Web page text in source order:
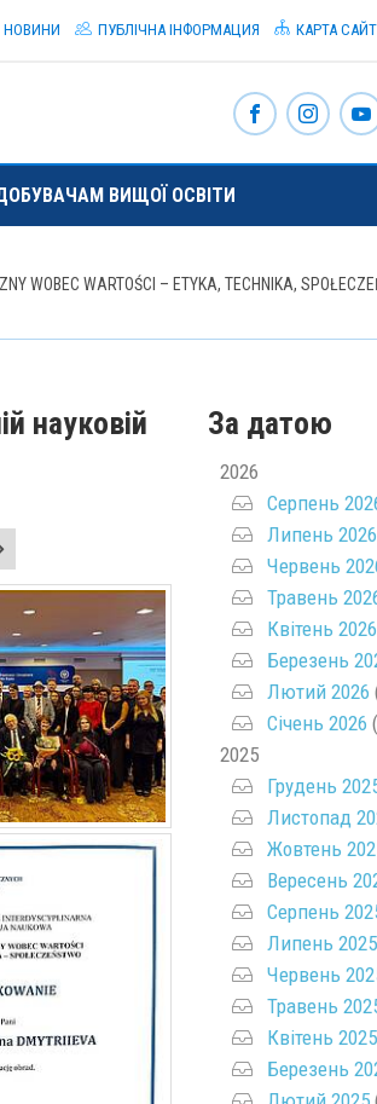
НОВИНИ ПУБЛІЧНА ІНФОРМАЦИЯ КАРТА
ВИЩОЇ ОСВІТИ
WARTOŚCI – ETYKA, TECHNIKA,
науковій
За датою
2026
Серпень
Липень 2026
Червень
Травень
Квітень 2026
Березень
Лютий 2026
Січень 2026
2025
Грудень
Листопад
Жовтень
Вересень
Серпень
Липень 2025
Червень
Травень
Квітень 2025
Березень